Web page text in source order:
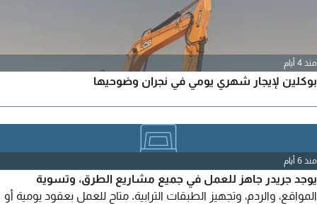
منذ 4 أيام
بوكلين لإيجار شهري يومي في نجران وضوحيها
منذ 6 أيام
يوجد جريدر جاهز للعمل في جميع مشاريع الطرق، وتسوية
المواقع، والردم، وتجهيز الطبقات الترابية. متاح للعمل بعقود يومية أو